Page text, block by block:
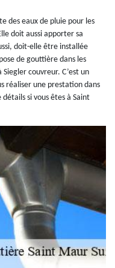
des eaux de pluie pour les
doit aussi apporter sa
doit-elle être installée
de gouttière dans les
couvreur. C’est un
réaliser une prestation dans
si vous êtes à Saint